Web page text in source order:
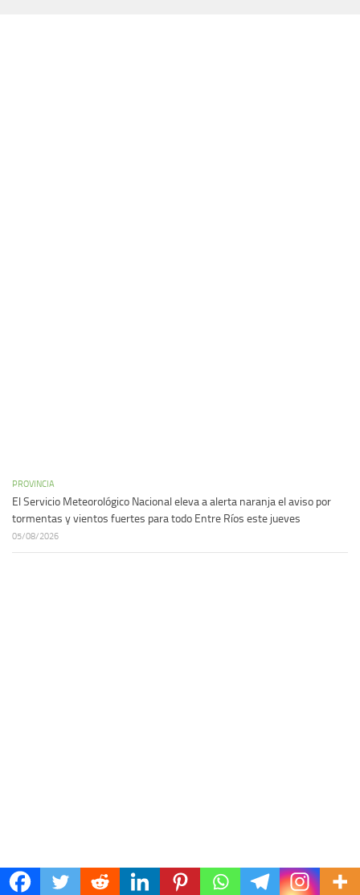
PROVINCIA
El Servicio Meteorológico Nacional eleva a alerta naranja el aviso por
tormentas y vientos fuertes para todo Entre Ríos este jueves
05/08/2026